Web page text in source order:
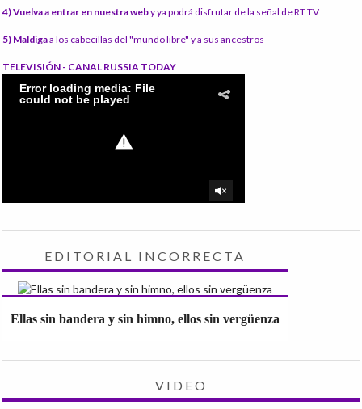
4) Vuelva a entrar en nuestra weby ya podrá disfrutar de la señal de RT TV
5) Maldigaa los cabecillas del "mundo libre" y a sus ancestros
TELEVISIÓN - CANAL RUSSIA TODAY
EDITORIAL INCORRECTA
Ellas sin bandera y sin himno, ellos sin vergüenza
VIDEO